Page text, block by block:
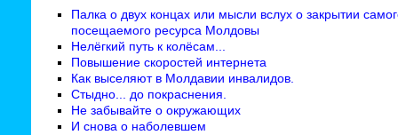
Палка о двух концах или мысли вслух о закрытии
посещаемого ресурса Молдовы
Нелёгкий путь к колёсам...
Повышение скоростей интернета
Как выселяют в Молдавии инвалидов.
Стыдно... до покраснения.
Не забывайте о окружающих
И снова о наболевшем